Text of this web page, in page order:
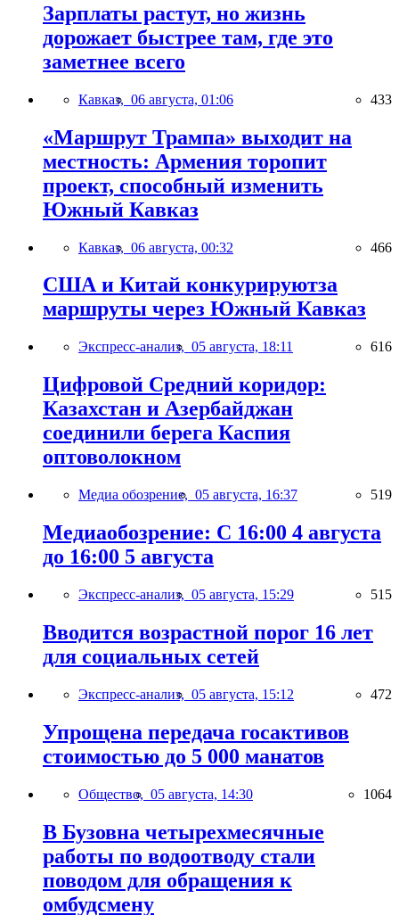
Зарплаты растут, но жизнь
дорожает быстрее там, где это
заметнее всего
Кавказ, 06 августа, 01:06 433
«Маршрут Трампа» выходит на
местность: Армения торопит
проект, способный изменить
Южный Кавказ
Кавказ, 06 августа, 00:32 466
США и Китай конкурируютза
маршруты через Южный Кавказ
Экспресс-анализ, 05 августа, 18:11 616
Цифровой Средний коридор:
Казахстан и Азербайджан
соединили берега Каспия
оптоволокном
Медиа обозрение, 05 августа, 16:37 519
Медиаобозрение: С 16:00 4 августа
до 16:00 5 августа
Экспресс-анализ, 05 августа, 15:29 515
Вводится возрастной порог 16 лет
для социальных сетей
Экспресс-анализ, 05 августа, 15:12 472
Упрощена передача госактивов
стоимостью до 5 000 манатов
Общество, 05 августа, 14:30 1064
В Бузовна четырехмесячные
работы по водоотводу стали
поводом для обращения к
омбудсмену